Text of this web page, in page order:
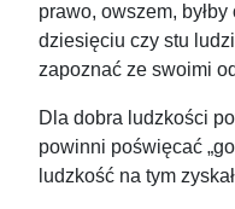
prawo, owszem,
dziesięciu czy stu
zapoznać ze swoimi
Dla dobra ludzkości
powinni poświęcać
ludzkość na tym